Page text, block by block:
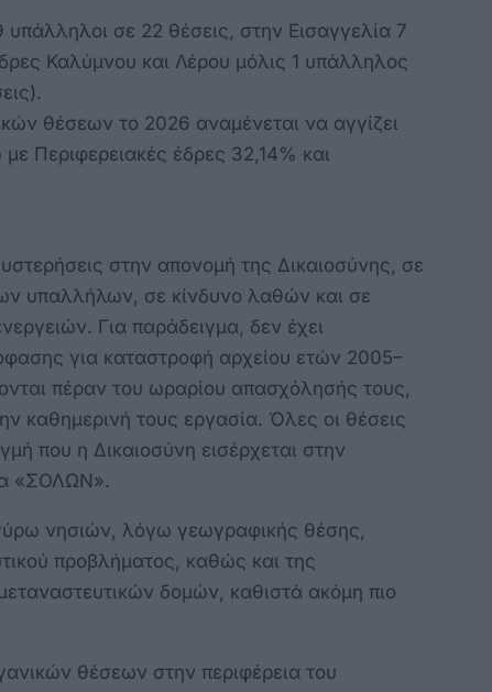
σε 22 θέσεις, στην Εισαγγελία 7
Καλύμνου και Λέρου μόλις 1 υπάλληλος
θέσεων το 2026 αναμένεται να αγγίζει
Περιφερειακές έδρες 32,14% και
στην απονομή της Δικαιοσύνης, σε
υπαλλήλων, σε κίνδυνο λαθών και σε
Για παράδειγμα, δεν έχει
για καταστροφή αρχείου ετών 2005–
πέραν του ωραρίου απασχόλησής τους,
καθημερινή τους εργασία. Όλες οι θέσεις
που η Δικαιοσύνη εισέρχεται στην
«ΣΟΛΩΝ».
νησιών, λόγω γεωγραφικής θέσης,
προβλήματος, καθώς και της
δομών, καθιστά ακόμη πιο
θέσεων στην περιφέρεια του